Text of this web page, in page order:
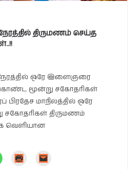
திருமணம் செய்த
ஒரே இளைஞரை
மூன்று சகோதரிகள்
பிரதேச மாநிலத்தில் ஒரே
திருமணம்
வெளியான